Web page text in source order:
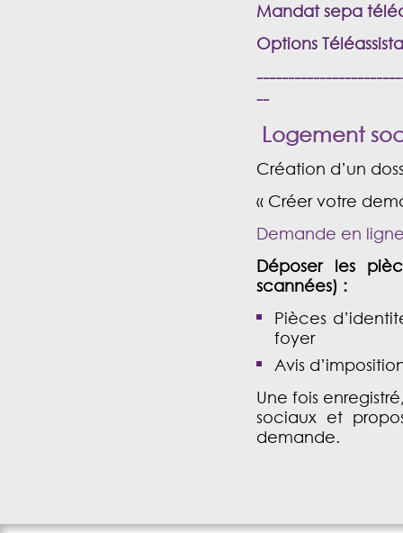
Mandat sepa
Options
--
Logement
Création d’un
« Créer votre
Demande en
Déposer les
scannées) :
Pièces
foyer
Avis
Une fois
sociaux et
demande.